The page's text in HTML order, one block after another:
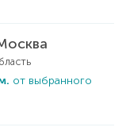
от выбранного